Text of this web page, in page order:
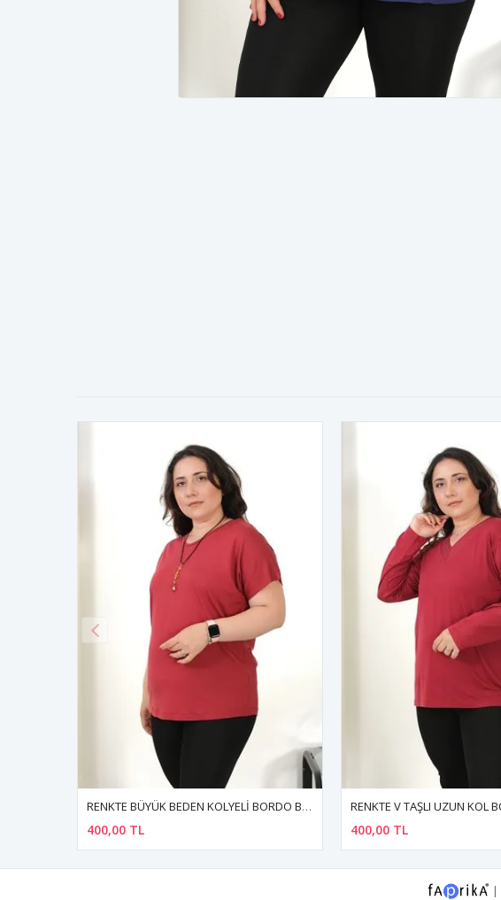
RENKTE V TAŞLI UZUN KOL BORDO PENYE BLUZ
400,00 TL 400,00 TL
|